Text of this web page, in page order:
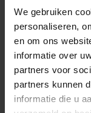
We gebruiken
personaliseren,
en om ons
informatie over
partners voor
partners kunnen
informatie die u